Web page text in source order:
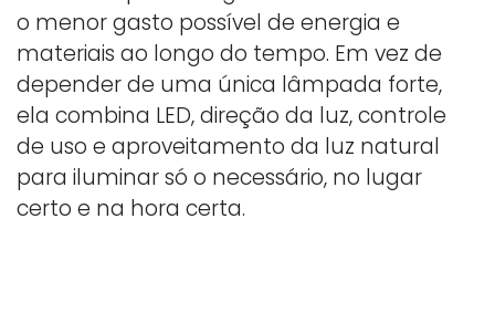
o menor gasto possível de energia e
materiais ao longo do tempo. Em vez de
depender de uma única lâmpada forte,
ela combina LED, direção da luz, controle
de uso e aproveitamento da luz natural
para iluminar só o necessário, no lugar
certo e na hora certa.